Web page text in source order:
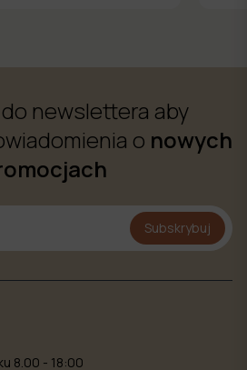
newslettera aby
o nowych
Subskrybuj
8.00 - 18:00